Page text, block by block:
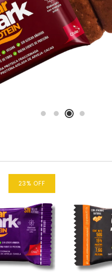
23% OFF